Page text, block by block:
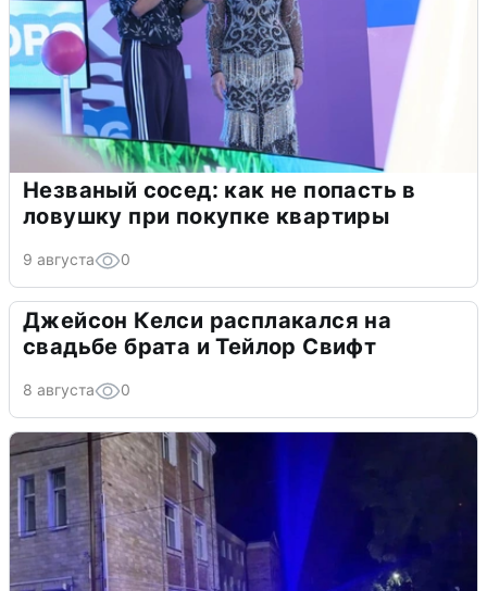
Незваный сосед: как не попасть в
ловушку при покупке квартиры
9 августа 0
Джейсон Келси расплакался на
свадьбе брата и Тейлор Свифт
8 августа 0